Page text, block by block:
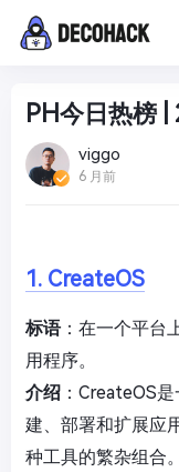
PH今日热榜
viggo
6 月前
1. CreateOS
标语：在一个平台
用程序。
介绍 ：CreateOS
建、部署和扩展应
种工具的繁杂组合